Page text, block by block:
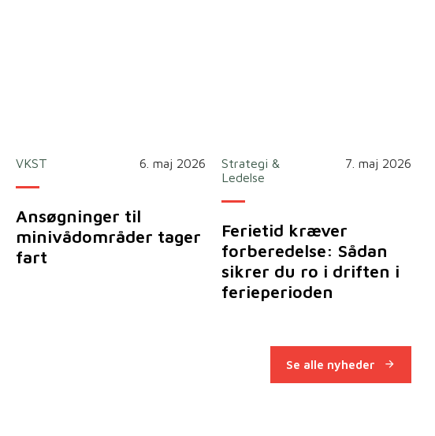
VKST 6. maj 2026
Ansøgninger til
minivådområder tager
fart
Strategi &
Ledelse
7. maj 2026
Ferietid kræver
forberedelse: Sådan
sikrer du ro i driften i
ferieperioden
Se alle nyheder